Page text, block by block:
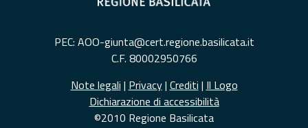
PEC: AOO-giunta@cert.regione.basilicata.it
C.F. 80002950766
Note legali | Privacy| Crediti | Il Logo
Dichiarazione di accessibilità
©2010 Regione Basilicata